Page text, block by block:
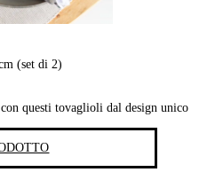
(set di 2)
questi tovaglioli dal design unico